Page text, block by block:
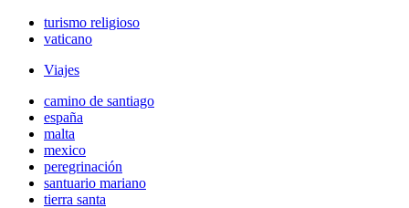
turismo religioso
vaticano
Viajes
camino de santiago
españa
malta
mexico
peregrinación
santuario mariano
tierra santa